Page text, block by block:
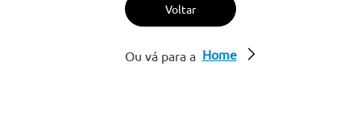
Voltar
Ou vá para a Home